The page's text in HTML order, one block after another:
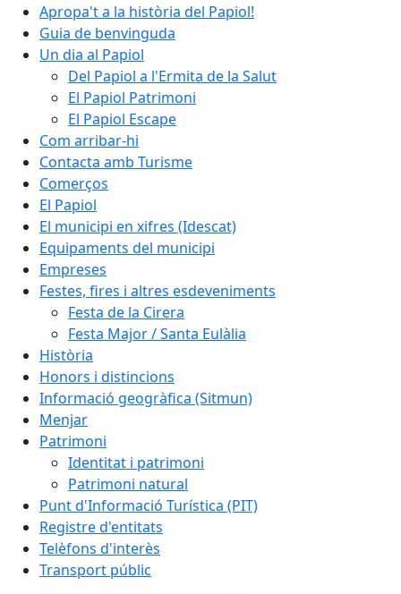
Apropa't a la història del Papiol!
Guia de benvinguda
Un dia al Papiol
Del Papiol a l'Ermita de la Salut
El Papiol Patrimoni
El Papiol Escape
Com arribar-hi
Contacta amb Turisme
Comerços
El Papiol
El municipi en xifres (Idescat)
Equipaments del municipi
Empreses
Festes, fires i altres esdeveniments
Festa de la Cirera
Festa Major / Santa Eulàlia
Història
Honors i distincions
Informació geogràfica (Sitmun)
Menjar
Patrimoni
Identitat i patrimoni
Patrimoni natural
Punt d'Informació Turística (PIT)
Registre d'entitats
Telèfons d'interès
Transport públic